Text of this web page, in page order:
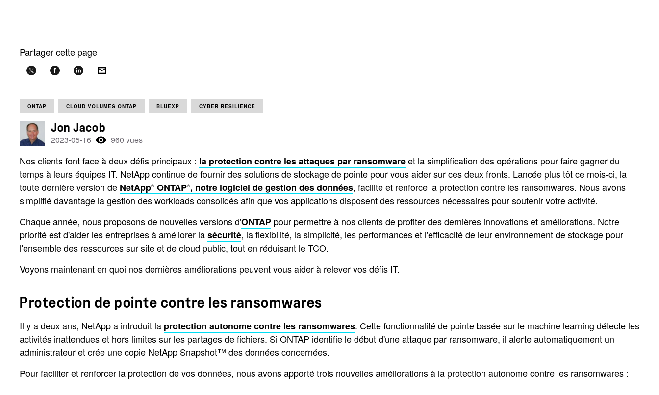
Partager cette page
ONTAP CLOUD VOLUMES ONTAP BLUEXP CYBER RESILIENCE
Jon Jacob
2023-05-16 960 vues
Nos clients font face à deux défis principaux : la protection contre les attaques par ransomwareet la simplification des opérations pour faire gagner du
temps à leurs équipes IT. NetApp continue de fournir des solutions de stockage de pointe pour vous aider sur ces deux fronts. Lancée plus tôt ce mois-ci, la
toute dernière version de NetApp® ONTAP®, notre logiciel de gestion des données, facilite et renforce la protection contre les ransomwares. Nous avons
simplifié davantage la gestion des workloads consolidés afin que vos applications disposent des ressources nécessaires pour soutenir votre activité.
Chaque année, nous proposons de nouvelles versions d'ONTAP pour permettre à nos clients de profiter des dernières innovations et améliorations. Notre
priorité est d'aider les entreprises à améliorer lasécurité, la flexibilité, la simplicité, les performances et l'efficacité de leur environnement de stockage pour
l'ensemble des ressources sur site et de cloud public, tout en réduisant le TCO.
Voyons maintenant en quoi nos dernières améliorations peuvent vous aider à relever vos défis IT.
Protection de pointe contre les ransomwares
Il y a deux ans, NetApp a introduit la protection autonome contre les ransomwares. Cette fonctionnalité de pointe basée sur le machine learning détecte les
activités inattendues et hors limites sur les partages de fichiers. Si ONTAP identifie le début d'une attaque par ransomware, il alerte automatiquement un
administrateur et crée une copie NetApp Snapshot™ des données concernées.
Pour faciliter et renforcer la protection de vos données, nous avons apporté trois nouvelles améliorations à la protection autonome contre les ransomwares :